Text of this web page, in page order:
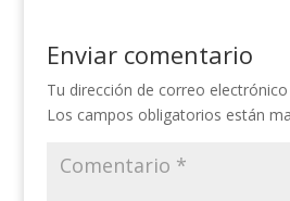
Enviar comentario
Tu dirección de correo
Los campos obligatorios están